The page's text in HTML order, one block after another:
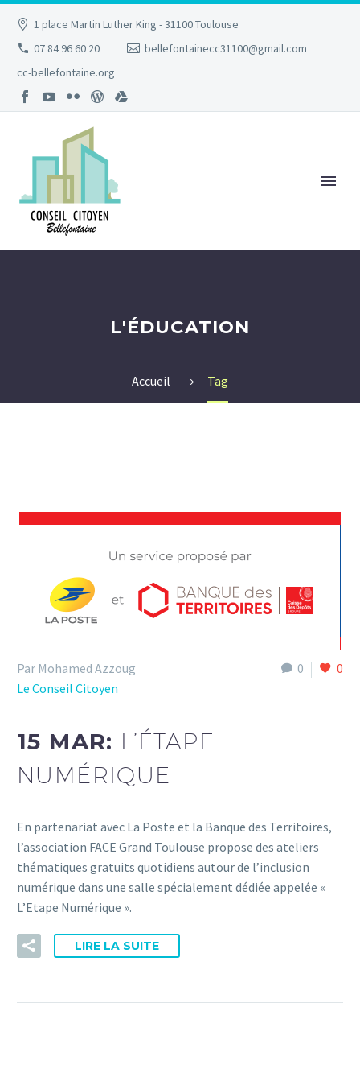
1 place Martin Luther King - 31100 Toulouse
07 84 96 60 20
bellefontainecc31100@gmail.com
cc-bellefontaine.org
L'ÉDUCATION
Accueil Tag
0 0
Par Mohamed Azzoug
Le Conseil Citoyen
15 MAR: L’ÉTAPE
NUMÉRIQUE
En partenariat avec La Poste et la Banque des Territoires,
l’association FACE Grand Toulouse propose des ateliers
thématiques gratuits quotidiens autour de l’inclusion
numérique dans une salle spécialement dédiée appelée «
L’Etape Numérique ».
LIRE LA SUITE